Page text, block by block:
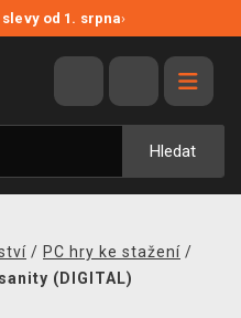
od 1. srpna›
Hledat
/ PC hry ke stažení /
(DIGITAL)